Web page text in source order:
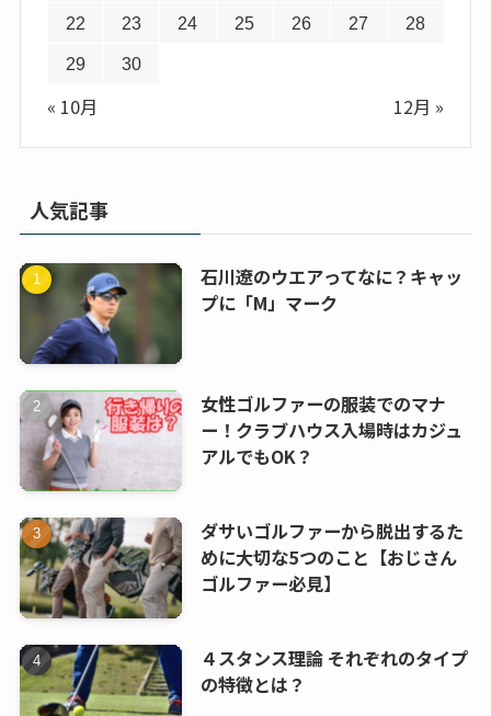
22 23 24 25 26 27 28
29 30
« 10月 12月 »
人気記事
石川遼のウエアってなに？キャッ
プに「M」マーク
女性ゴルファーの服装でのマナ
ー！クラブハウス入場時はカジュ
アルでもOK？
ダサいゴルファーから脱出するた
めに大切な5つのこと【おじさん
ゴルファー必見】
４スタンス理論 それぞれのタイプ
の特徴とは？